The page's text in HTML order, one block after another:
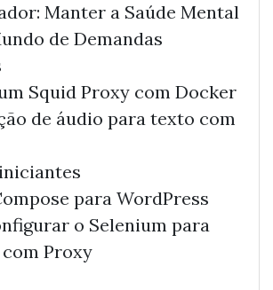
Manter a Saúde Mental
de Demandas
Squid Proxy com Docker
de áudio para texto com
para WordPress
o Selenium para
Proxy